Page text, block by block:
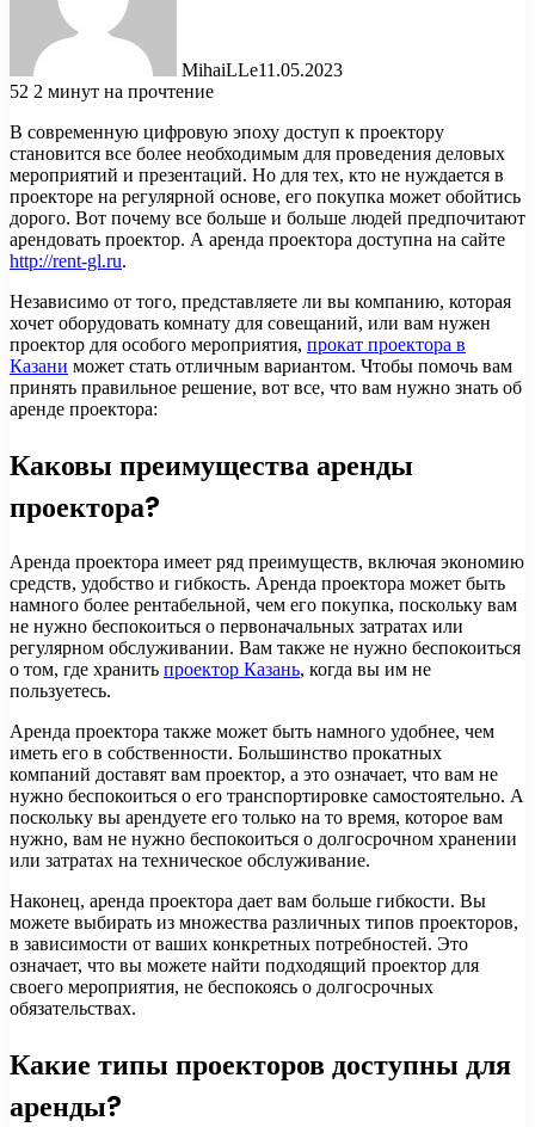
MihaiLLe11.05.2023
52 2 минут на прочтение
В современную цифровую эпоху доступ к проектору
становится все более необходимым для проведения деловых
мероприятий и презентаций. Но для тех, кто не нуждается в
проекторе на регулярной основе, его покупка может обойтись
дорого. Вот почему все больше и больше людей предпочитают
арендовать проектор. А аренда проектора доступна на сайте
http://rent-gl.ru.
Независимо от того, представляете ли вы компанию, которая
хочет оборудовать комнату для совещаний, или вам нужен
проектор для особого мероприятия, прокат проектора в
Казани может стать отличным вариантом. Чтобы помочь вам
принять правильное решение, вот все, что вам нужно знать об
аренде проектора:
Каковы преимущества аренды
проектора?
Аренда проектора имеет ряд преимуществ, включая экономию
средств, удобство и гибкость. Аренда проектора может быть
намного более рентабельной, чем его покупка, поскольку вам
не нужно беспокоиться о первоначальных затратах или
регулярном обслуживании. Вам также не нужно беспокоиться
о том, где хранить проектор Казань, когда вы им не
пользуетесь.
Аренда проектора также может быть намного удобнее, чем
иметь его в собственности. Большинство прокатных
компаний доставят вам проектор, а это означает, что вам не
нужно беспокоиться о его транспортировке самостоятельно. А
поскольку вы арендуете его только на то время, которое вам
нужно, вам не нужно беспокоиться о долгосрочном хранении
или затратах на техническое обслуживание.
Наконец, аренда проектора дает вам больше гибкости. Вы
можете выбирать из множества различных типов проекторов,
в зависимости от ваших конкретных потребностей. Это
означает, что вы можете найти подходящий проектор для
своего мероприятия, не беспокоясь о долгосрочных
обязательствах.
Какие типы проекторов доступны для
аренды?